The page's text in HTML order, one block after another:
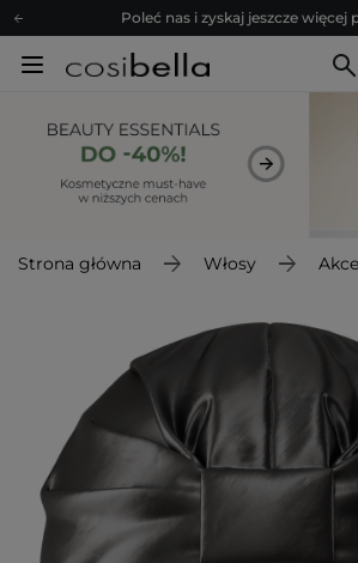
Poleć nas i zyskaj jeszcze więcej
Zapisz się na newsletter
Z nami to możliwe! Realizacja
Poleć nas i zyskaj jeszcze więcej
Zapisz się na newsletter pełen
Strona główna Włosy